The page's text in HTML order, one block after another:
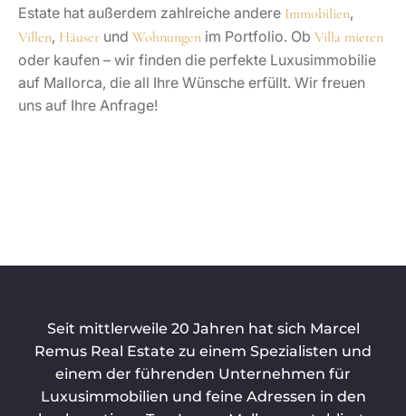
Estate hat außerdem zahlreiche andere Immobilien,
Villen, Häuser und Wohnungen im Portfolio. Ob Villa mieten
oder kaufen – wir finden die perfekte Luxusimmobilie
auf Mallorca, die all Ihre Wünsche erfüllt. Wir freuen
uns auf Ihre Anfrage!
Seit mittlerweile 20 Jahren hat sich Marcel
Remus Real Estate zu einem Spezialisten und
einem der führenden Unternehmen für
Luxusimmobilien und feine Adressen in den